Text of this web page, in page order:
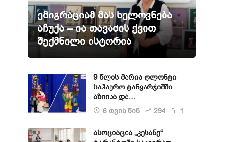
ემიგრაციამ მას ხელოვნება
აჩუქა – ია თავაძის ქვით
შექმნილი ისტორია
9 წლის მარია ღლონტი
საჰაერო ტანვარჯიშში
აზიისა და…
6 თვის წინ 294 1
ასოციაცია „კესანე“